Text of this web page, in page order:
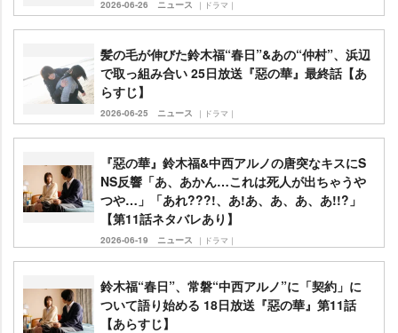
2026-06-26 ニュース ｜ドラマ｜
髪の毛が伸びた鈴木福“春日”&あの“仲村”、浜辺
で取っ組み合い 25日放送『惡の華』最終話【あ
らすじ】
2026-06-25 ニュース ｜ドラマ｜
『惡の華』鈴木福&中西アルノの唐突なキスにS
NS反響「あ、あかん…これは死人が出ちゃう
つや…」「あれ???!、あ!あ、あ、あ、あ!!?」
【第11話ネタバレあり】
2026-06-19 ニュース ｜ドラマ｜
鈴木福“春日”、常磐“中西アルノ”に「契約」に
ついて語り始める 18日放送『惡の華』第11話
【あらすじ】